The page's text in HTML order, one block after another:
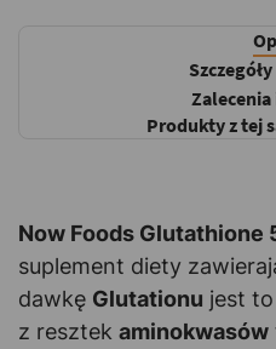
Zalecenia
Produkty z tej
Now Foods Glutathione
suplement diety
dawkę Glutationu jest
z resztek aminokwasów